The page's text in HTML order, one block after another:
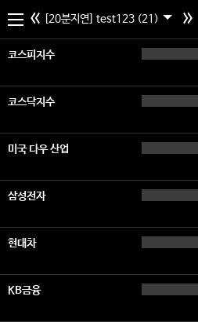
[20분지연] test123 (21)
코스피지수
코스닥지수
미국 다우 산업
삼성전자
현대차
KB금융